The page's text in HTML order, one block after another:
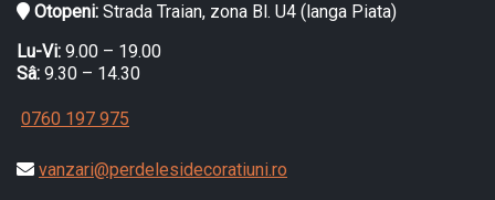
Otopeni: Strada Traian, zona Bl. U4 (langa Piata)
Lu-Vi: 9.00 – 19.00
Sâ: 9.30 – 14.30
0760 197 975
vanzari@perdelesidecoratiuni.ro